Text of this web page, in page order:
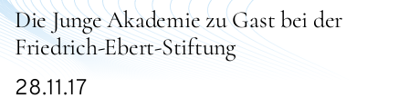
Die Junge Akademie zu Gast bei der
Friedrich-Ebert-Stiftung
eventBeginsOn
28.11.17